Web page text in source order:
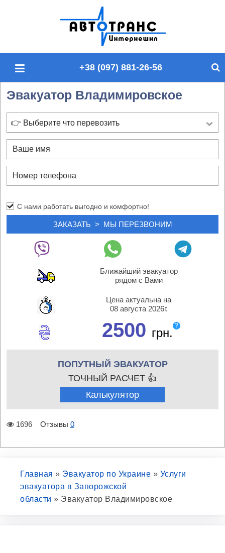
п
й
у
+38 (097) 881-26-56
Эвакуатор Владимировское
👉 Выберите что перевозить
С нами работать выгодно и комфортно!
Ближайший эвакуатор
рядом с Вами
Цена актуальна на
08 августа 2026г.
2500 грн.
?
ПОПУТНЫЙ ЭВАКУАТОР
ТОЧНЫЙ РАСЧЕТ 👍
Калькулятор
1696 Отзывы 0
Главная » Эвакуатор по Украине » Услуги
эвакуатора в Запорожской
области » Эвакуатор Владимировское